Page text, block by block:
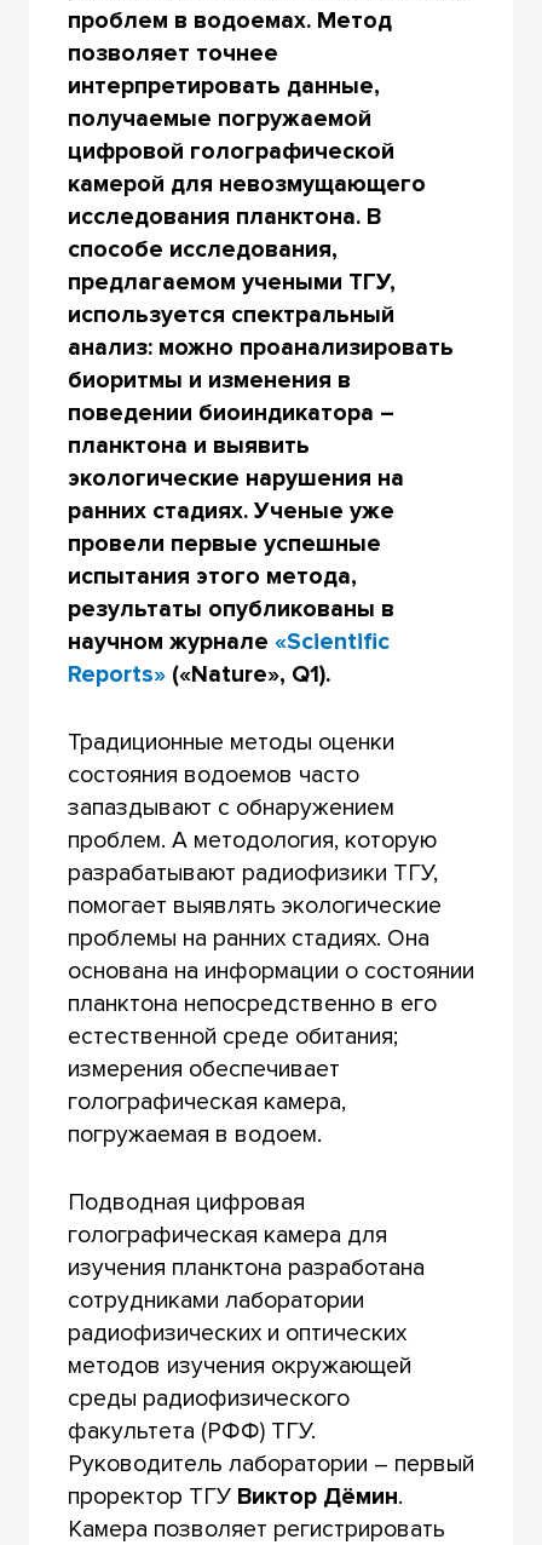
проблем в водоемах. Метод
позволяет точнее
интерпретировать данные,
получаемые погружаемой
цифровой голографической
камерой для невозмущающего
исследования планктона. В
способе исследования,
предлагаемом учеными ТГУ,
используется спектральный
анализ: можно проанализировать
биоритмы и изменения в
поведении биоиндикатора –
планктона и выявить
экологические нарушения на
ранних стадиях. Ученые уже
провели первые успешные
испытания этого метода,
результаты опубликованы в
научном журнале «Scientific
Reports»(«Nature», Q1).
Традиционные методы оценки
состояния водоемов часто
запаздывают с обнаружением
проблем. А методология, которую
разрабатывают радиофизики ТГУ,
помогает выявлять экологические
проблемы на ранних стадиях. Она
основана на информации о состоянии
планктона непосредственно в его
естественной среде обитания;
измерения обеспечивает
голографическая камера,
погружаемая в водоем.
Подводная цифровая
голографическая камера для
изучения планктона разработана
сотрудниками лаборатории
радиофизических и оптических
методов изучения окружающей
среды радиофизического
факультета (РФФ) ТГУ.
Руководитель лаборатории – первый
проректор ТГУ Виктор Дёмин.
Камера позволяет регистрировать